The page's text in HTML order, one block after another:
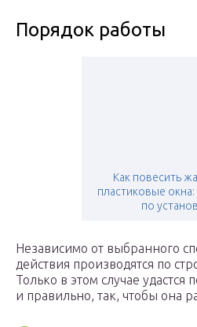
Порядок работы
Как повесить
пластиковые окна:
по
Независимо от выбранного
действия производятся по
Только в этом случае удастся
и правильно, так, чтобы она